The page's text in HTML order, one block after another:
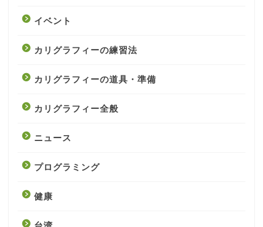
イベント
カリグラフィーの練習法
カリグラフィーの道具・準備
カリグラフィー全般
ニュース
プログラミング
健康